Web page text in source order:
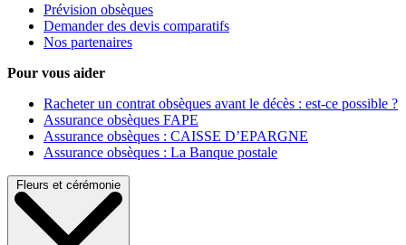
Prévision obsèques
Demander des devis comparatifs
Nos partenaires
Pour vous aider
Racheter un contrat obsèques avant le décès : est-ce possible ?
Assurance obsèques FAPE
Assurance obsèques : CAISSE D’EPARGNE
Assurance obsèques : La Banque postale
Fleurs et cérémonie